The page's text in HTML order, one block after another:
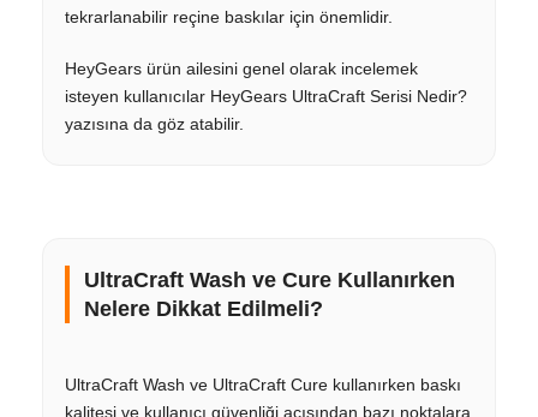
tekrarlanabilir reçine baskılar için önemlidir.
HeyGears ürün ailesini genel olarak incelemek
isteyen kullanıcılar HeyGears UltraCraft Serisi Nedir?
yazısına da göz atabilir.
UltraCraft Wash ve Cure Kullanırken
Nelere Dikkat Edilmeli?
UltraCraft Wash ve UltraCraft Cure kullanırken baskı
kalitesi ve kullanıcı güvenliği açısından bazı noktalara